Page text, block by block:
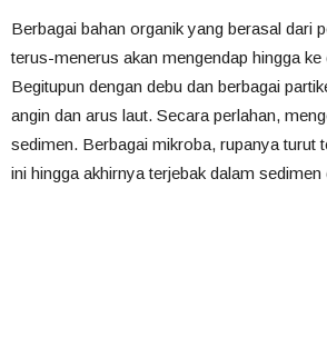
Berbagai bahan organik yang berasal dari
terus-menerus akan mengendap hingga ke
Begitupun dengan debu dan berbagai
angin dan arus laut. Secara perlahan,
sedimen. Berbagai mikroba, rupanya turut
ini hingga akhirnya terjebak dalam sedimen